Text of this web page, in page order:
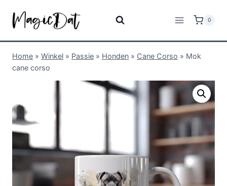
0
Home » Winkel » Passie » Honden » Cane Corso » Mok
cane corso